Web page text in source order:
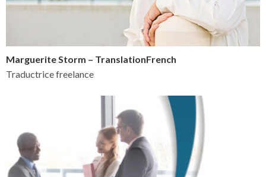
Marguerite Storm – TranslationFrench
Traductrice freelance